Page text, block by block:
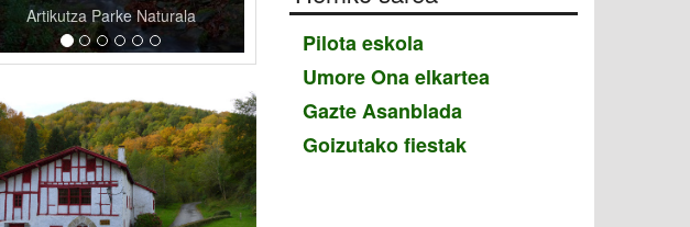
Artikutza Parke Naturala
Pilota eskola
Umore Ona elkartea
Gazte Asanblada
Goizutako fiestak